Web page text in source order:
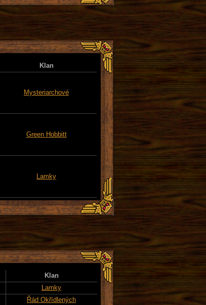
Klan
Mysteriarchové
Green Hobbitt
Lamky
Klan
Lamky
Řád Okřídlených